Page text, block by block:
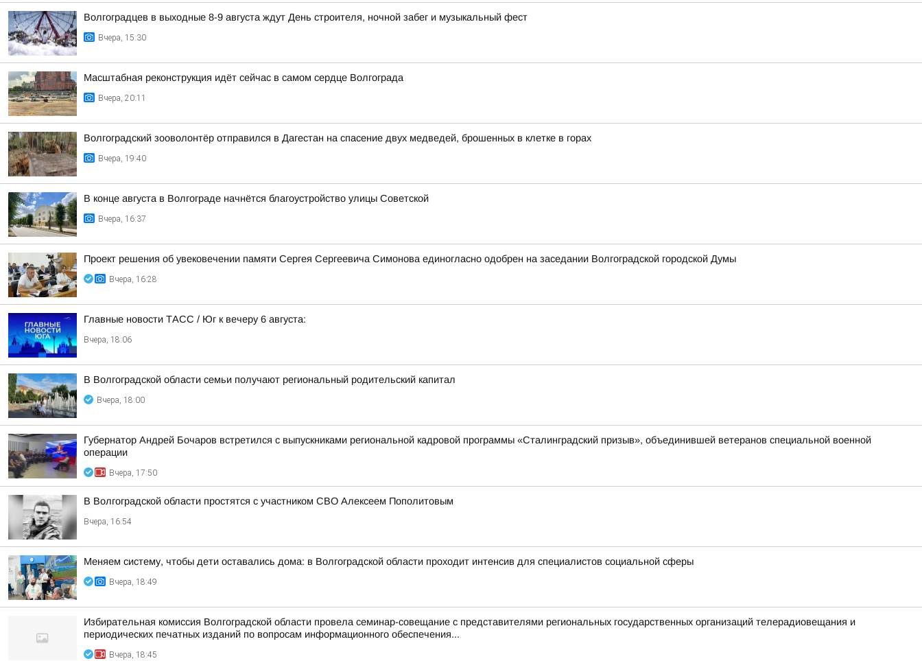
Волгоградцев в выходные 8-9 августа ждут День строителя, ночной забег и музыкальный фест
Вчера, 15:30
Масштабная реконструкция идёт сейчас в самом сердце Волгограда
Вчера, 20:11
Волгоградский зооволонтёр отправился в Дагестан на спасение двух медведей, брошенных в клетке в горах
Вчера, 19:40
В конце августа в Волгограде начнётся благоустройство улицы Советской
Вчера, 16:37
Проект решения об увековечении памяти Сергея Сергеевича Симонова единогласно одобрен на заседании Волгоградской городской Думы
Вчера, 16:28
Главные новости ТАСС / Юг к вечеру 6 августа:
Вчера, 18:06
В Волгоградской области семьи получают региональный родительский капитал
Вчера, 18:00
Губернатор Андрей Бочаров встретился с выпускниками региональной кадровой программы «Сталинградский призыв», объединившей ветеранов специальной военной
операции
Вчера, 17:50
В Волгоградской области простятся с участником СВО Алексеем Пополитовым
Вчера, 16:54
Меняем систему, чтобы дети оставались дома: в Волгоградской области проходит интенсив для специалистов социальной сферы
Вчера, 18:49
Избирательная комиссия Волгоградской области провела семинар-совещание с представителями региональных государственных организаций телерадиовещания и
периодических печатных изданий по вопросам информационного обеспечения...
Вчера, 18:45